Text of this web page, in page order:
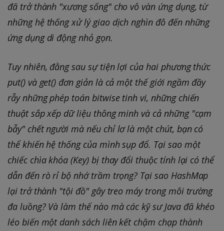
đã trở thành "xương sống" cho vô vàn ứng dụng, từ
những hệ thống xử lý giao dịch nghìn đô đến những
ứng dụng di động nhỏ gọn.
Tuy nhiên, đằng sau sự tiện lợi của hai phương thức
put() và get() đơn giản là cả một thế giới ngầm đầy
rẫy những phép toán bitwise tinh vi, những chiến
thuật sắp xếp dữ liệu thông minh và cả những "cạm
bẫy" chết người mà nếu chỉ lơ là một chút, bạn có
thể khiến hệ thống của mình sụp đổ. Tại sao một
chiếc chìa khóa (Key) bị thay đổi thuộc tính lại có thể
dẫn đến rò rỉ bộ nhớ trầm trọng? Tại sao HashMap
lại trở thành "tội đồ" gây treo máy trong môi trường
đa luồng? Và làm thế nào mà các kỹ sư Java đã khéo
léo biến một danh sách liên kết chậm chạp thành